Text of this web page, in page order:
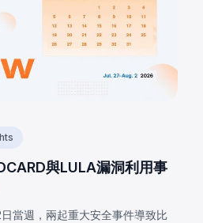
與LULA漏洞利用事
當週，兩起重大安全事件導致比